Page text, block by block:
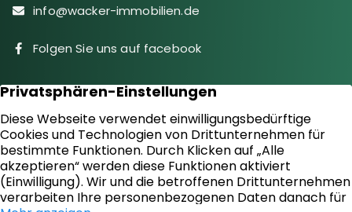
info@wacker-immobilien.de
Folgen Sie uns auf facebook
Immobilien
Downloads
Diensteistungen
Aktuelles
Sie suchen
Kontakt
Sie bieten an
Impressum